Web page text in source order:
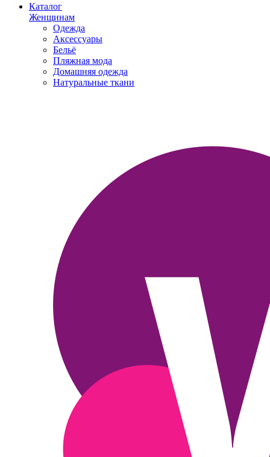
Каталог
Женщинам
Одежда
Аксессуары
Бельё
Пляжная мода
Домашняя одежда
Натуральные ткани